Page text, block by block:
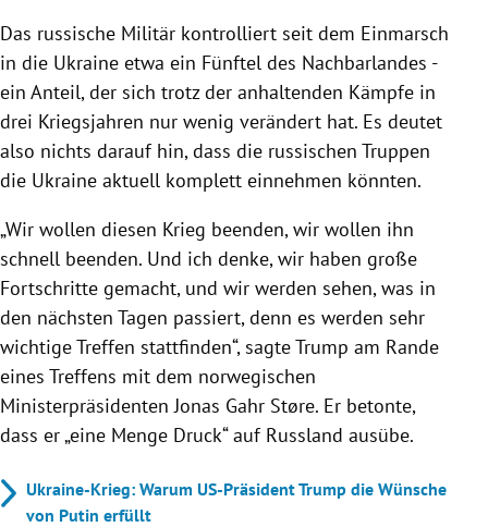
Das russische Militär kontrolliert seit dem Einmarsch
in die Ukraine etwa ein Fünftel des Nachbarlandes -
ein Anteil, der sich trotz der anhaltenden Kämpfe in
drei Kriegsjahren nur wenig verändert hat. Es deutet
also nichts darauf hin, dass die russischen Truppen
die Ukraine aktuell komplett einnehmen könnten.
„Wir wollen diesen Krieg beenden, wir wollen ihn
schnell beenden. Und ich denke, wir haben große
Fortschritte gemacht, und wir werden sehen, was in
den nächsten Tagen passiert, denn es werden sehr
wichtige Treffen stattfinden“, sagte Trump am Rande
eines Treffens mit dem norwegischen
Ministerpräsidenten Jonas Gahr Støre. Er betonte,
dass er „eine Menge Druck“ auf Russland ausübe.
Ukraine-Krieg: Warum US-Präsident Trump die Wünsche
von Putin erfüllt